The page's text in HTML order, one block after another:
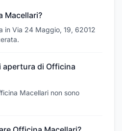
Macellari?
in Via 24 Maggio, 19, 62012
apertura di Officina
Macellari non sono